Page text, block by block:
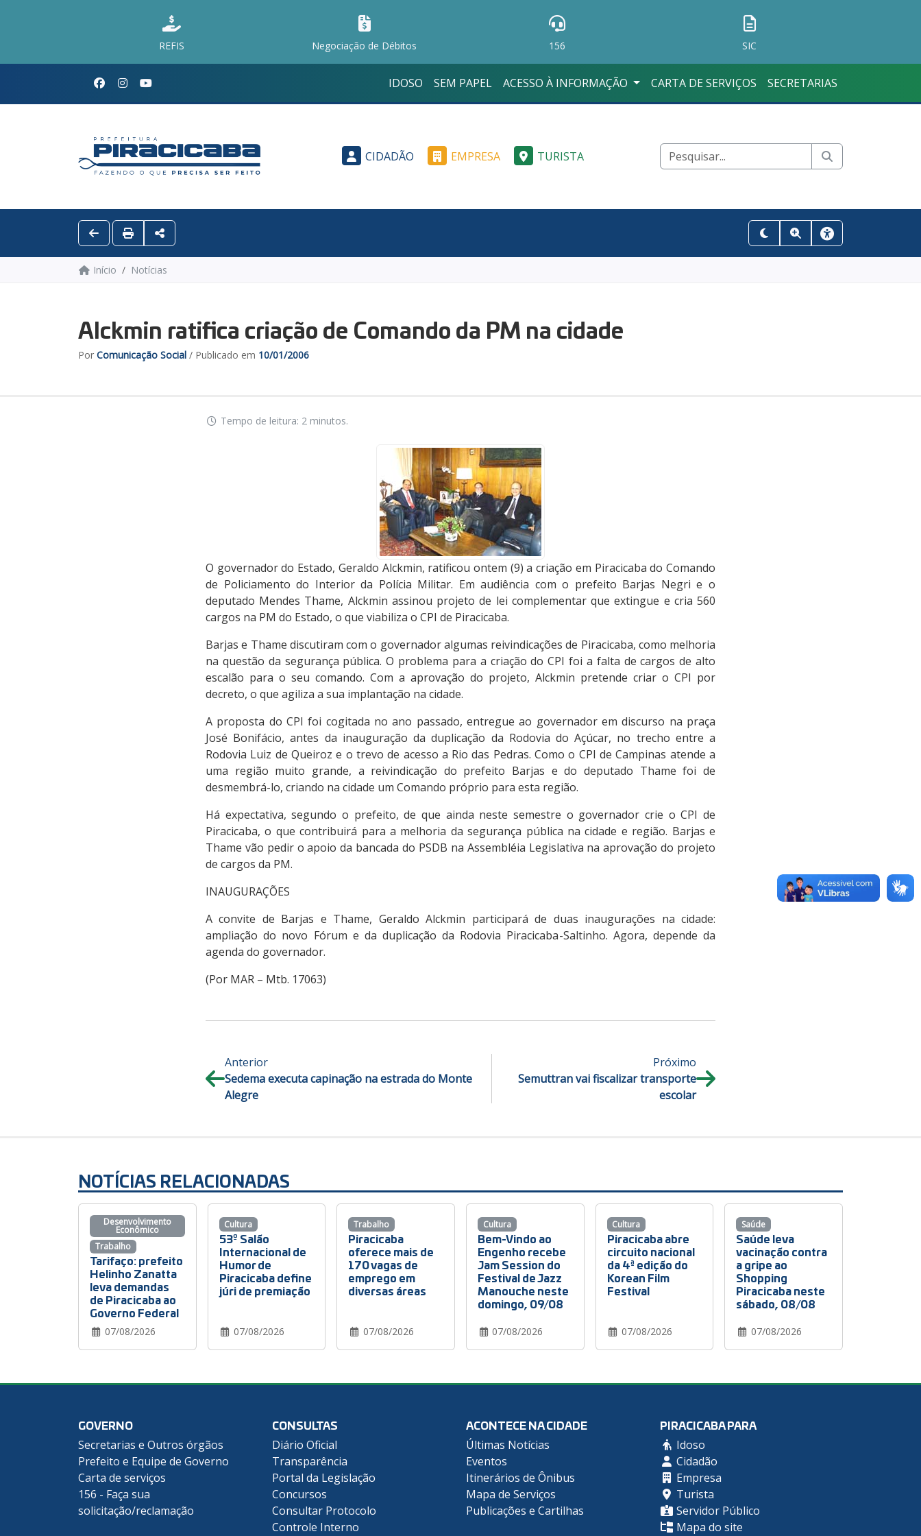
REFIS Negociação de Débitos 156 SIC
IDOSO SEM PAPEL ACESSO À INFORMAÇÃO CARTA DE SERVIÇOS SECRETARIAS
CIDADÃO EMPRESA TURISTA
Início Notícias
Alckmin ratifica criação de Comando da PM na cidade
Por Comunicação Social / Publicado em 10/01/2006
Tempo de leitura: 2 minutos.
O governador do Estado, Geraldo Alckmin, ratificou ontem (9) a criação em Piracicaba do Comando
de Policiamento do Interior da Polícia Militar. Em audiência com o prefeito Barjas Negri e o
deputado Mendes Thame, Alckmin assinou projeto de lei complementar que extingue e cria 560
cargos na PM do Estado, o que viabiliza o CPI de Piracicaba.
Barjas e Thame discutiram com o governador algumas reivindicações de Piracicaba, como melhoria
na questão da segurança pública. O problema para a criação do CPI foi a falta de cargos de alto
escalão para o seu comando. Com a aprovação do projeto, Alckmin pretende criar o CPI por
decreto, o que agiliza a sua implantação na cidade.
A proposta do CPI foi cogitada no ano passado, entregue ao governador em discurso na praça
José Bonifácio, antes da inauguração da duplicação da Rodovia do Açúcar, no trecho entre a
Rodovia Luiz de Queiroz e o trevo de acesso a Rio das Pedras. Como o CPI de Campinas atende a
uma região muito grande, a reivindicação do prefeito Barjas e do deputado Thame foi de
desmembrá-lo, criando na cidade um Comando próprio para esta região.
Há expectativa, segundo o prefeito, de que ainda neste semestre o governador crie o CPI de
Piracicaba, o que contribuirá para a melhoria da segurança pública na cidade e região. Barjas e
Thame vão pedir o apoio da bancada do PSDB na Assembléia Legislativa na aprovação do projeto
de cargos da PM.
INAUGURAÇÕES
A convite de Barjas e Thame, Geraldo Alckmin participará de duas inaugurações na cidade:
ampliação do novo Fórum e da duplicação da Rodovia Piracicaba-Saltinho. Agora, depende da
agenda do governador.
(Por MAR – Mtb. 17063)
Anterior
Sedema executa capinação na estrada do Monte
Alegre
Próximo
Semuttran vai fiscalizar transporte
escolar
NOTÍCIAS RELACIONADAS
Tarifaço: prefeito
Helinho Zanatta
leva demandas
de Piracicaba ao
Governo Federal
07/08/2026
Desenvolvimento
Econômico
Trabalho
53º Salão
Internacional de
Humor de
Piracicaba define
júri de premiação
07/08/2026
Cultura
Piracicaba
oferece mais de
170 vagas de
emprego em
diversas áreas
07/08/2026
Trabalho
Bem-Vindo ao
Engenho recebe
Jam Session do
Festival de Jazz
Manouche neste
domingo, 09/08
07/08/2026
Cultura
Piracicaba abre
circuito nacional
da 4ª edição do
Korean Film
Festival
07/08/2026
Cultura
Saúde leva
vacinação contra
a gripe ao
Shopping
Piracicaba neste
sábado, 08/08
07/08/2026
Saúde
GOVERNO
Secretarias e Outros órgãos
Prefeito e Equipe de Governo
Carta de serviços
156 - Faça sua
solicitação/reclamação
CONSULTAS
Diário Oficial
Transparência
Portal da Legislação
Concursos
Consultar Protocolo
Controle Interno
ACONTECE NA CIDADE
Últimas Notícias
Eventos
Itinerários de Ônibus
Mapa de Serviços
Publicações e Cartilhas
PIRACICABA PARA
Idoso
Cidadão
Empresa
Turista
Servidor Público
Mapa do site